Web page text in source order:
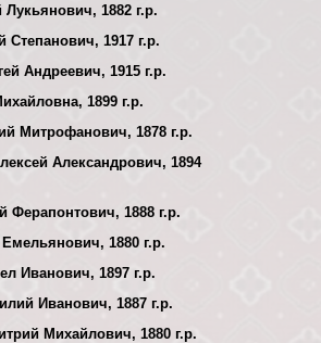
1882 г.р.
Степанович, 1917 г.р.
Андреевич, 1915 г.р.
1899 г.р.
Митрофанович, 1878 г.р.
Александрович, 1894
Ферапонтович, 1888 г.р.
1880 г.р.
Иванович, 1897 г.р.
Иванович, 1887 г.р.
Михайлович, 1880 г.р.